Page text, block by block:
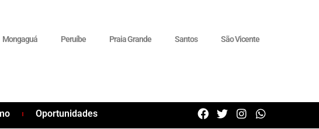
Mongaguá Peruíbe Praia Grande Santos São Vicente
Oportunidades